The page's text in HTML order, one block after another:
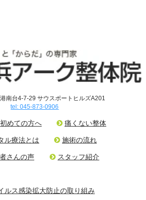
南台4-7-29 サウスポートヒルズA201
tel: 045-873-0906
初めての方へ 痛くない整体
ル療法とは 施術の流れ
さんの声 スタッフ紹介
ルス感染拡大防止の取り組み